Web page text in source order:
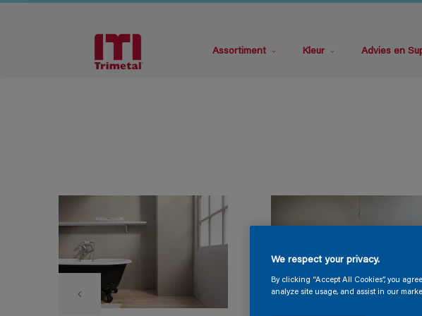
Assortiment Kleur Advies en
We respect your privacy.
By clicking “Accept All Cookies”, you
analyze site usage, and assist in our